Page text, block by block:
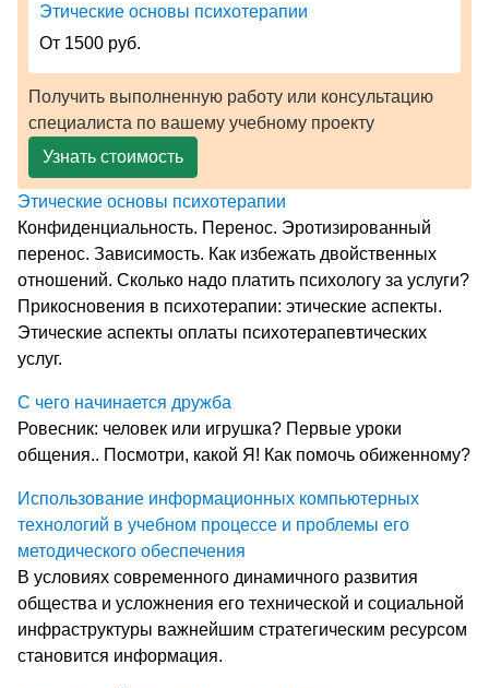
Этические основы психотерапии
От 1500 руб.
Получить выполненную работу или консультацию
специалиста по вашему учебному проекту
Узнать стоимость
Этические основы психотерапии
Конфиденциальность. Перенос. Эротизированный
перенос. Зависимость. Как избежать двойственных
отношений. Сколько надо платить психологу за услуги?
Прикосновения в психотерапии: этические аспекты.
Этические аспекты оплаты психотерапевтических
услуг.
С чего начинается дружба
Ровесник: человек или игрушка? Первые уроки
общения.. Посмотри, какой Я! Как помочь обиженному?
Использование информационных компьютерных
технологий в учебном процессе и проблемы его
методического обеспечения
В условиях современного динамичного развития
общества и усложнения его технической и социальной
инфраструктуры важнейшим стратегическим ресурсом
становится информация.